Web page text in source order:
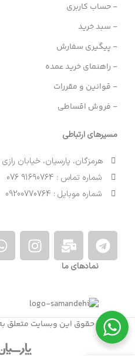
- حساب کاربری
- سبد خرید
- پیگیری سفارش
- راهنمای خرید عمده
- قوانین و مقررات
- فروش اقساطی
مسیرهای ارتباطی
هرمزگان، پارسیان، خیابان رازی
شماره تماس : 91690764 076
شماره موبایل : 09200770764
نمادهای ما
کلیه حقوق این وبسایت متعلق